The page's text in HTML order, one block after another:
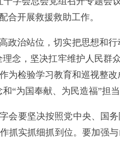
合开展救援救助工作。
政治站位，切实把思想和
理念，坚决扛牢维护人民群
为检验学习教育和巡视整
“为国奉献、为民造福”担
会要坚决按照党中央、国
抓实抓细抓到位。要加强